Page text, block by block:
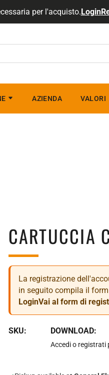
per l'acquisto.Login
AZIENDA VALORI
CARTUCCIA
La registrazione
in seguito compila il
LoginVai al form di
SKU: DOWNLOAD:
Accedi o registrati